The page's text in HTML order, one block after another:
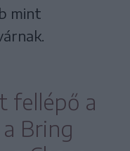
mint
fellépő a
Bring